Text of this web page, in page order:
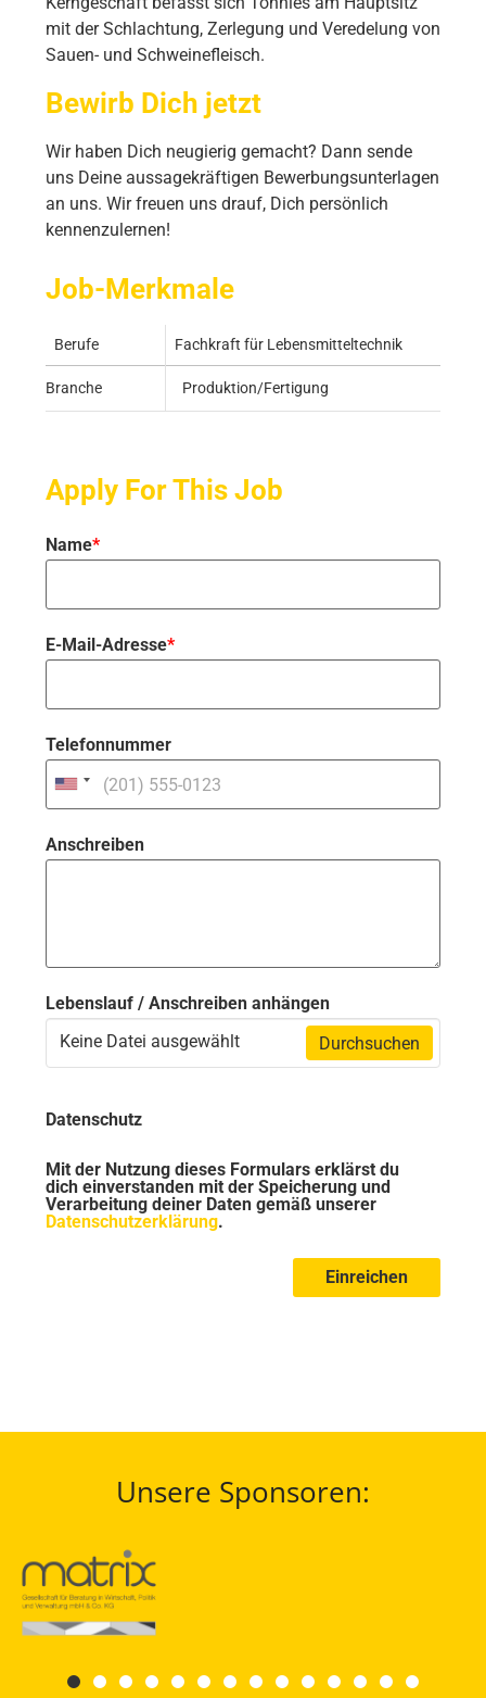
mit der Schlachtung, Zerlegung und Veredelung von
Sauen- und Schweinefleisch.
Bewirb Dich jetzt
Wir haben Dich neugierig gemacht? Dann sende
uns Deine aussagekräftigen Bewerbungsunterlagen
an uns. Wir freuen uns drauf, Dich persönlich
kennenzulernen!
Job-Merkmale
Berufe Fachkraft für Lebensmitteltechnik
Branche Produktion/Fertigung
Apply For This Job
Name*
E-Mail-Adresse*
Telefonnummer
Anschreiben
Lebenslauf / Anschreiben anhängen
Keine Datei ausgewählt
Durchsuchen
Datenschutz
Mit der Nutzung dieses Formulars erklärst du
dich einverstanden mit der Speicherung und
Verarbeitung deiner Daten gemäß unserer
Datenschutzerklärung.
Einreichen
Unsere Sponsoren: